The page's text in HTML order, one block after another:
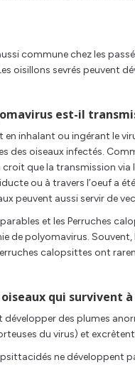
commune chez les
oisillons sevrés peuvent
est-il
en inhalant ou ingérant le
des oiseaux infectés.
croit que la transmission
ou à travers l’oeuf a
peuvent aussi servir de
et les Perruches
de polyomavirus.
calopsittes ont
qui survivent
développer des plumes
du virus) et
ne développent